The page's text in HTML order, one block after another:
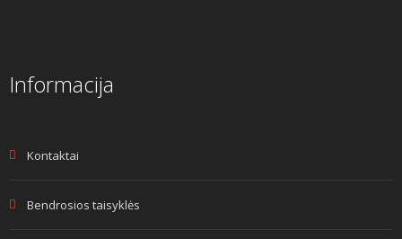
Informacija
Kontaktai
Bendrosios taisyklės